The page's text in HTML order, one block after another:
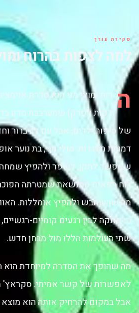
סקירת עורך
למה לצפות בהרוח
ה דקות לפרק) שמערבבת מדע
של סיפור ילדים, אבל עם לב ברור
דמויות מנוגדות: מולי מגי, בת נוער
שאפשר לתקן, לשפר ולהפיץ שמחה
רוח רפאים מתנשאת שמטרתה
מה שהשתבש ולהפיץ אומללות.
הרפתקה לבין רגעים קומיים-
שתי העולמות הללו מול מבחן חדש.
מה שהופך את הסדרה למיוחדת הוא
לאפשרות של קשר אמיתי. סקראץ'
אבל במקום להרחיק אותה הוא